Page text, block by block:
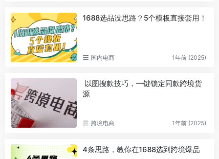
1688选品没思路？5个模板直接套用！
国内电商 1年前 (2025)
以图搜款技巧，一键锁定同款跨境货
源
跨境电商 1年前 (2025)
4条思路，教你在1688选到跨境爆品